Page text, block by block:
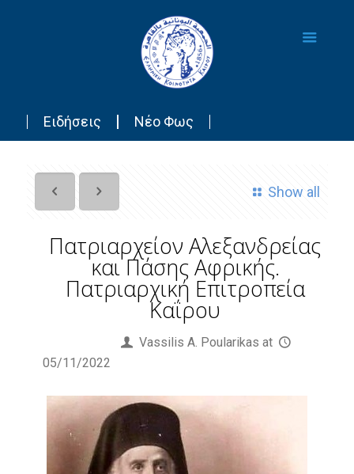
Ειδήσεις Νέο Φως
Show all
Πατριαρχείον Αλεξανδρείας
και Πάσης Αφρικής.
Πατριαρχική Επιτροπεία
Καΐρου
Vassilis Α. Poularikas at
05/11/2022